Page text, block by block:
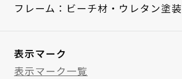
フレーム：ビーチ材・ウレタン塗装
表示マーク
表示マーク一覧